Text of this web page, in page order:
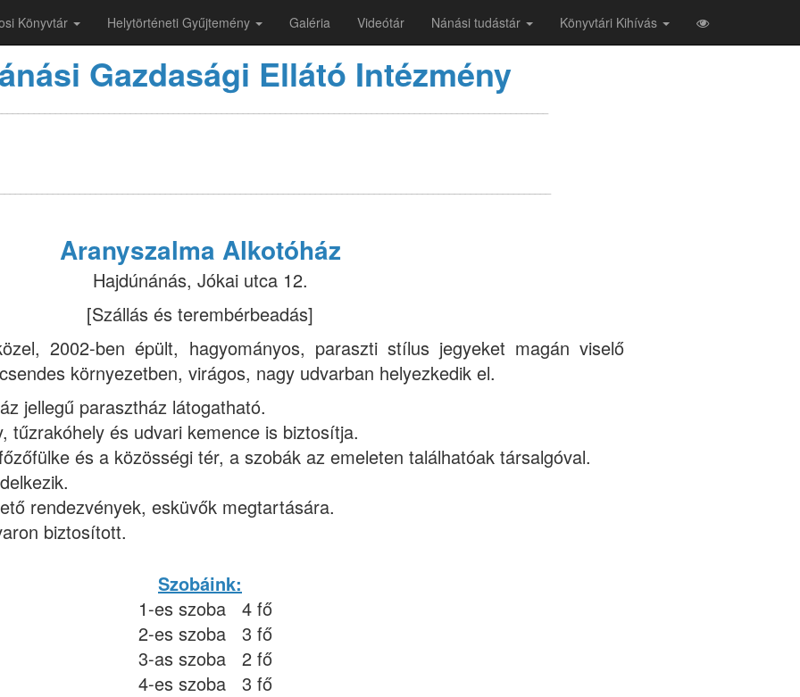
Könyvtár Helytörténeti Gyűjtemény Galéria Videótár Nánási tudástár Könyvtári Kihívás
Gazdasági Ellátó Intézmény
Aranyszalma Alkotóház
Hajdúnánás, Jókai utca 12.
[Szállás és terembérbeadás]
2002-ben épült, hagyományos, paraszti stílus jegyeket magán viselő
környezetben, virágos, nagy udvarban helyezkedik el.
jellegű parasztház látogatható.
tűzrakóhely és udvari kemence is biztosítja.
és a közösségi tér, a szobák az emeleten találhatóak társalgóval.
rendezvények, esküvők megtartására.
biztosított.
Szobáink:
1-es szoba 4 fő
2-es szoba 3 fő
3-as szoba 2 fő
4-es szoba 3 fő